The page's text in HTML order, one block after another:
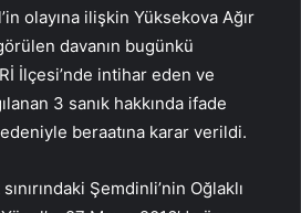
olayına ilişkin Yüksekova Ağır
davanın bugünkü
İlçesi’nde intihar eden ve
3 sanık hakkında ifade
beraatına karar verildi.
Şemdinli’nin Oğlaklı